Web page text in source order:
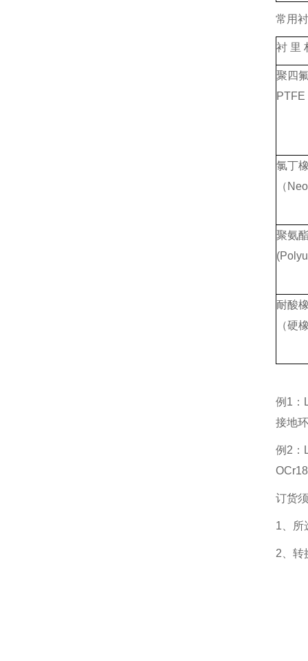
常用
衬 里
聚四
PTFE
氯丁
（
聚氨
耐酸
（硬
例1：
接地
例2：
订货
1、所
2、转